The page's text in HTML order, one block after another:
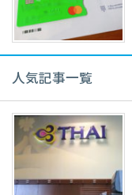
人気記事一覧